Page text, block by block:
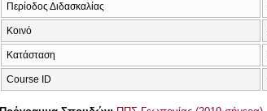
Περίοδος Διδασκαλίας
Κοινό
Κατάσταση
Course ID